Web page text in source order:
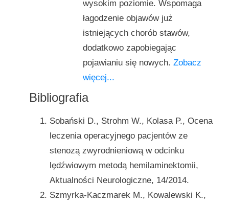
wysokim poziomie. Wspomaga
łagodzenie objawów już
istniejących chorób stawów,
dodatkowo zapobiegając
pojawianiu się nowych. Zobacz
więcej...
Bibliografia
Sobański D., Strohm W., Kolasa P., Ocena
leczenia operacyjnego pacjentów ze
stenozą zwyrodnieniową w odcinku
lędźwiowym metodą hemilaminektomii,
Aktualności Neurologiczne, 14/2014.
Szmyrka-Kaczmarek M., Kowalewski K.,